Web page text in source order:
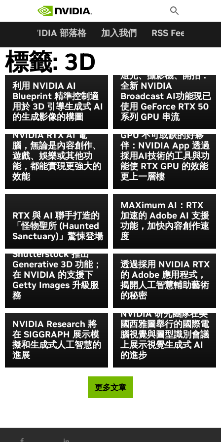
Toggle
Search
NVIDIA 部落格 加入我們 RSS Feeds
標籤: 3D
利用 NVIDIA AI
Blueprint 精準控制適
用於 3D 引導生成式 AI
的生成影像的構圖
燈光、攝影機、開拍：
全新 NVIDIA
Broadcast AI功能現已
使用 GeForce RTX 50
系列 GPU 串流
專為AI時代而打造的
NVIDIA RTX AI 電
腦，無論是內容創作、
遊戲、娛樂或其他功
能，都能實現更強大的
效能
GPU 不可或缺的好夥
伴：NVIDIA App 透過
採用AI技術的工具與功
能使 RTX GPU 的效能
更上一層樓
RTX 與 AI 聯手打造的
「怪物聖所 (Haunted
Sanctuary)」驚悚登場
MAXimum AI：RTX
加速的 Adobe AI 支援
功能，加快內容創作速
度
啟發您的創作靈感：
Shutterstock 推出
Generative 3D 功能；
在 NVIDIA 的支援下
Getty Images 升級服
務
透過採用 NVIDIA RTX
的 Adobe 應用程式，
揭開人工智慧輔助藝術
的秘密
NVIDIA Research 將
在 SIGGRAPH 展示模
擬和生成式人工智慧的
進展
NVIDIA 研究團隊在美
國西雅圖舉行的國際電
腦視覺與圖型識別會議
上展示視覺生成式 AI
的進步
更多文章